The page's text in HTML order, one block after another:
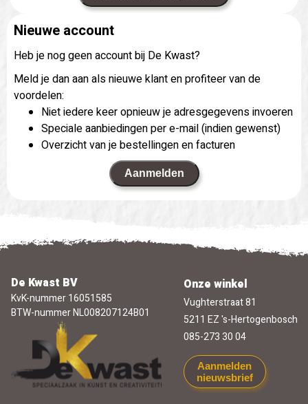
Nieuwe account
Heb je nog geen account bij De Kwast?
Meld je dan aan als nieuwe klant en profiteer van de
voordelen:
Niet iedere keer opnieuw je adresgegevens invoeren
Speciale aanbiedingen per e-mail (indien gewenst)
Overzicht van je bestellingen en facturen
Aanmelden
De Kwast BV
KvK-nummer 16051585
BTW-nummer NL008207124B01
Onze winkel
Vughterstraat 81
5211 EZ 's-Hertogenbosch
085-273 30 04
Aanmelden
nieuwsbrief